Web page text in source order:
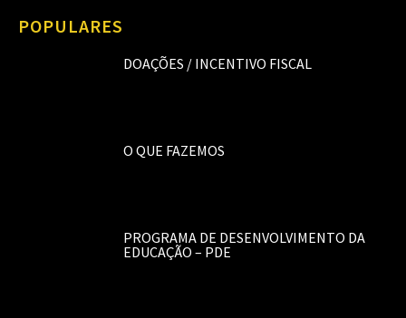
POPULARES
DOAÇÕES / INCENTIVO FISCAL
O QUE FAZEMOS
PROGRAMA DE DESENVOLVIMENTO DA
EDUCAÇÃO – PDE